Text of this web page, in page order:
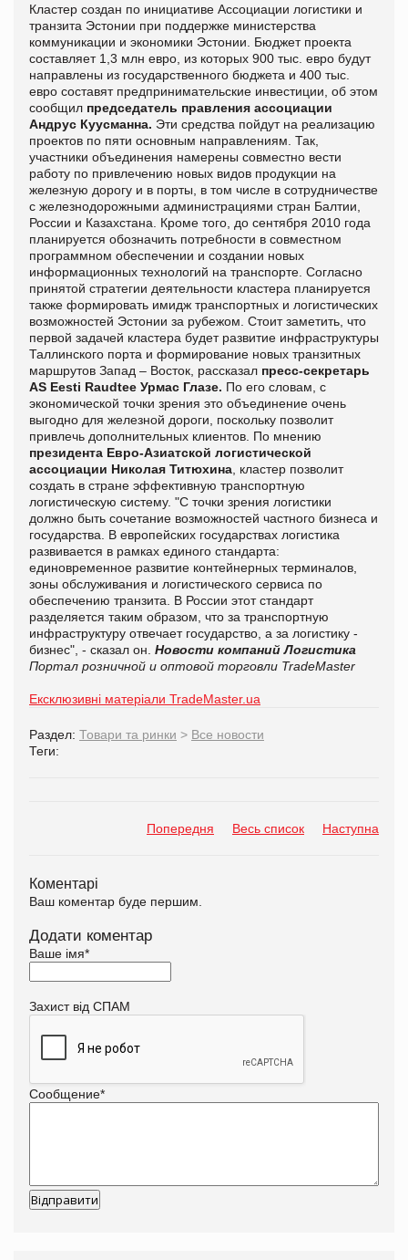
Кластер создан по инициативе Ассоциации логистики и
транзита Эстонии при поддержке министерства
коммуникации и экономики Эстонии. Бюджет проекта
составляет 1,3 млн евро, из которых 900 тыс. евро будут
направлены из государственного бюджета и 400 тыс.
евро составят предпринимательские инвестиции, об этом
сообщил председатель правления ассоциации
Андрус Куусманна. Эти средства пойдут на реализацию
проектов по пяти основным направлениям. Так,
участники объединения намерены совместно вести
работу по привлечению новых видов продукции на
железную дорогу и в порты, в том числе в сотрудничестве
с железнодорожными администрациями стран Балтии,
России и Казахстана. Кроме того, до сентября 2010 года
планируется обозначить потребности в совместном
программном обеспечении и создании новых
информационных технологий на транспорте. Согласно
принятой стратегии деятельности кластера планируется
также формировать имидж транспортных и логистических
возможностей Эстонии за рубежом. Стоит заметить, что
первой задачей кластера будет развитие инфраструктуры
Таллинского порта и формирование новых транзитных
маршрутов Запад – Восток, рассказал пресс-секретарь
AS Eesti Raudtee Урмас Глазе. По его словам, с
экономической точки зрения это объединение очень
выгодно для железной дороги, поскольку позволит
привлечь дополнительных клиентов. По мнению
президента Евро-Азиатской логистической
ассоциации Николая Титюхина , кластер позволит
создать в стране эффективную транспортную
логистическую систему. "С точки зрения логистики
должно быть сочетание возможностей частного бизнеса и
государства. В европейских государствах логистика
развивается в рамках единого стандарта:
единовременное развитие контейнерных терминалов,
зоны обслуживания и логистического сервиса по
обеспечению транзита. В России этот стандарт
разделяется таким образом, что за транспортную
инфраструктуру отвечает государство, а за логистику -
бизнес", - сказал он. Новости компаний Логистика
Портал розничной и оптовой торговли TradeMaster
Ексклюзивні матеріали TradeMaster.ua
Раздел: Товари та ринки > Все новости
Теги:
Попередня Весь список Наступна
Коментарі
Ваш коментар буде першим.
Додати коментар
Ваше імя*
Захист від СПАМ
Сообщение*